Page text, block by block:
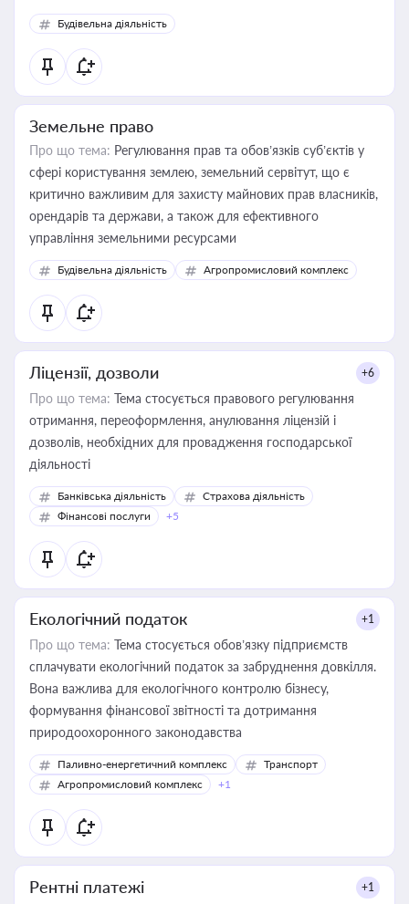
Будівельна діяльність
Земельне право
Про що тема: Регулювання прав та обов’язків суб’єктів у
сфері користування землею, земельний сервітут, що є
критично важливим для захисту майнових прав власників,
орендарів та держави, а також для ефективного
управління земельними ресурсами
Будівельна діяльність Агропромисловий комплекс
Ліцензії, дозволи +6
Про що тема: Тема стосується правового регулювання
отримання, переоформлення, анулювання ліцензій і
дозволів, необхідних для провадження господарської
діяльності
Банківська діяльність
Страхова діяльність
Фінансові послуги
+5
Екологічний податок +1
Про що тема: Тема стосується обов’язку підприємств
сплачувати екологічний податок за забруднення довкілля.
Вона важлива для екологічного контролю бізнесу,
формування фінансової звітності та дотримання
природоохоронного законодавства
Паливно-енергетичний комплекс
Транспорт
Агропромисловий комплекс
+1
Рентні платежі +1